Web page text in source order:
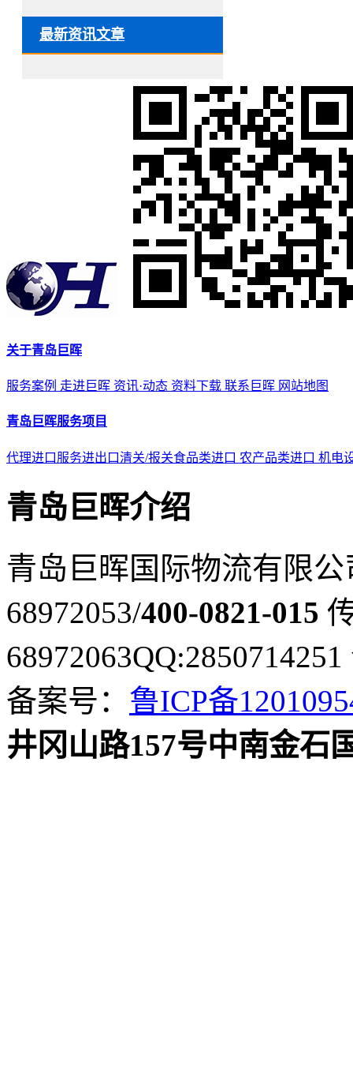
最新资讯文章
关于青岛巨晖
服务案例 走进巨晖 资讯·动态 资料下载 联系巨晖 网站地图
青岛巨晖服务项目
代理进口服务进出口清关/报关食品类进口 农产品类进口 机电
青岛巨晖介绍
青岛巨晖国际物流有限公
68972053/400-0821-015
68972063QQ:2850714251
备案号： 鲁ICP备
井冈山路157号中南金石